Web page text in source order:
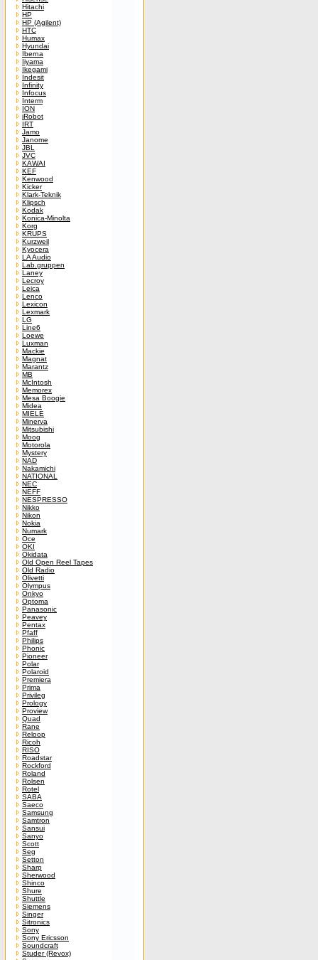
Hitachi
HP
HP (Agilent)
HTC
Humax
Hyundai
Iberna
Iiyama
Ikegami
Indesit
Infinity
Infocus
Interm
ION
iRobot
IRT
Jamo
Janome
JBL
JVC
KAWAI
KEF
Kenwood
Kicker
Klark-Teknik
Klipsch
Kodak
Konica-Minolta
Korg
KRUPS
Kurzweil
Kyocera
LA Audio
Lab.gruppen
Laney
Lecroy
Leica
Lenco
Lexicon
Lexmark
LG
Line6
Loewe
Luxman
Mackie
Magnat
Marantz
MB
McIntosh
Memorex
Mesa Boogie
Midea
MIELE
Minerva
Mitsubishi
Moog
Motorola
Mystery
NAD
Nakamichi
NATIONAL
NEC
NEFF
NESPRESSO
Nikko
Nikon
Nokia
Numark
Oce
OKI
Okidata
Old Open Reel Tapes
Old Radio
Olivetti
Olympus
Onkyo
Optoma
Panasonic
Peavey
Pentax
Pfaff
Philips
Phonic
Pioneer
Polar
Polaroid
Premiera
Prima
Privileg
Prology
Proview
Quad
Rane
Reloop
Ricoh
RISO
Roadstar
Rockford
Roland
Rolsen
Rotel
SABA
Saeco
Samsung
Samtron
Sansui
Sanyo
Scott
Seg
Setton
Sharp
Sherwood
Shinco
Shure
Shuttle
Siemens
Singer
Sitronics
Sony
Sony Ericsson
Soundcraft
Studer (Revox)